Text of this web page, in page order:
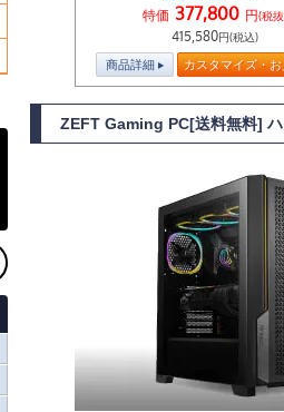
特価 377,800 円(税
415,580円(税込)
商品詳細 カスタマイズ・
ZEFT Gaming PC[送料無料]